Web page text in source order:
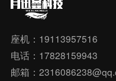
座机：19113957516
电话：17828159943
邮箱：